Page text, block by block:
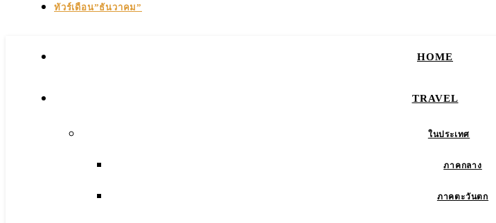
ทัวร์เดือน”ธันวาคม”
HOME
TRAVEL
ในประเทศ
ภาคกลาง
ภาคตะวันตก